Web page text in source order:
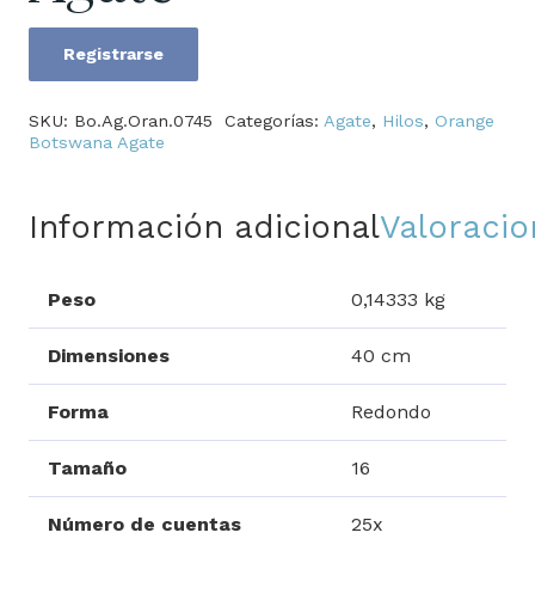
Orange
Agate
Registrarse
SKU: Bo.Ag.Oran.0745 Categorías: Agate, Hilos, Orange
Botswana Agate
Información adicional
Peso 0,14333 kg
Dimensiones 40 cm
Forma Redondo
Tamaño 16
Número de cuentas 25x